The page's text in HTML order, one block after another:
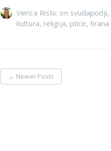
Verica Ristic on svudapodji,
kultura, religija, ptice, hrana
← Newer Posts